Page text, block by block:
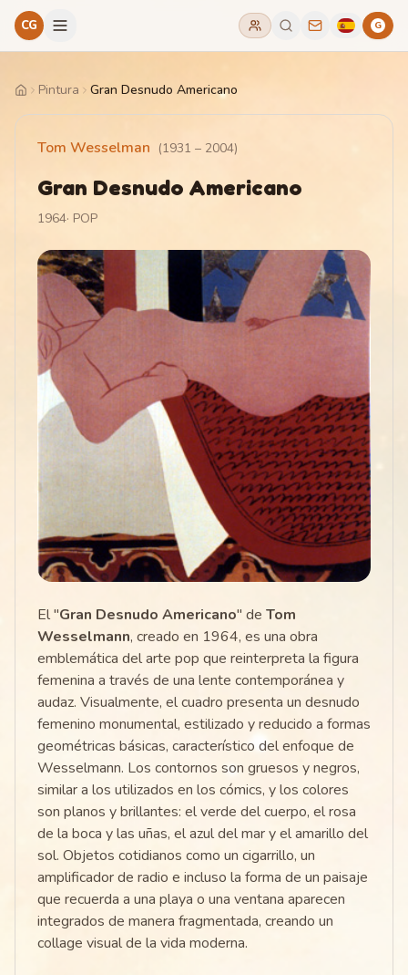
CG G
HomePintura Gran Desnudo Americano
Tom Wesselman (1931 – 2004)
Gran Desnudo Americano
1964· POP
El "Gran Desnudo Americano" de Tom
Wesselmann, creado en 1964, es una obra
emblemática del arte pop que reinterpreta la figura
femenina a través de una lente contemporánea y
audaz. Visualmente, el cuadro presenta un desnudo
femenino monumental, estilizado y reducido a formas
geométricas básicas, característico del enfoque de
Wesselmann. Los contornos son gruesos y negros,
similar a los utilizados en los cómics, y los colores
son planos y brillantes: el verde del cuerpo, el rosa
de la boca y las uñas, el azul del mar y el amarillo del
sol. Objetos cotidianos como un cigarrillo, un
amplificador de radio e incluso la forma de un paisaje
que recuerda a una playa o una ventana aparecen
integrados de manera fragmentada, creando un
collage visual de la vida moderna.